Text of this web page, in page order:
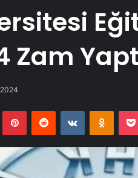
Zam
PinterestReddit VKontakte